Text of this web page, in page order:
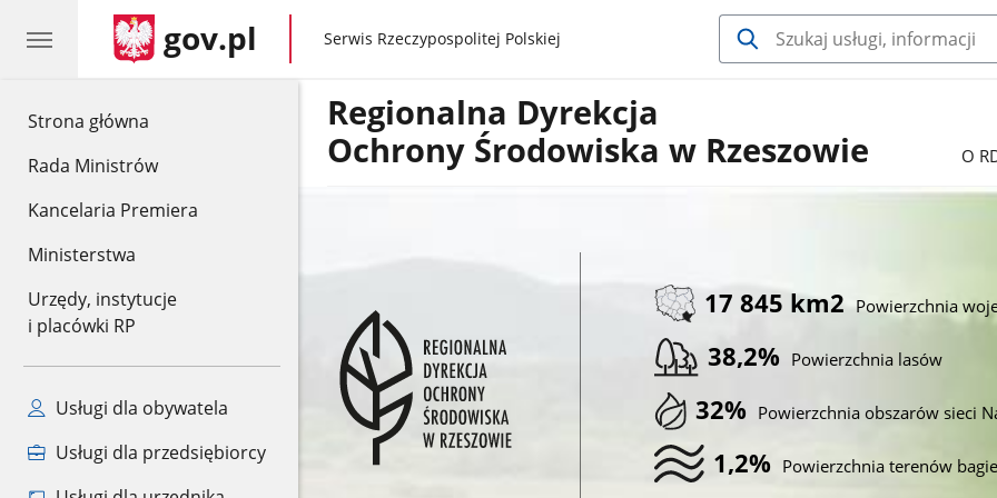
Strona główna
Rada Ministrów
Kancelaria Premiera
Ministerstwa
Urzędy, instytucje
i placówki RP
Usługi dla obywatela
Usługi dla przedsiębiorcy
gov.pl gov.pl
Serwis Rzeczypospolitej Polskiej
Regionalna Dyrekcja
Ochrony Środowiska w Rzeszowie
O
17 845 km2 Powierzchnia
38,2% Powierzchnia lasów
32% Powierzchnia obszarów sieci
1,2% Powierzchnia terenów